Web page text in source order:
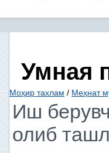
Умная
Моҳир тахлам / Меҳнат
Иш
олиб